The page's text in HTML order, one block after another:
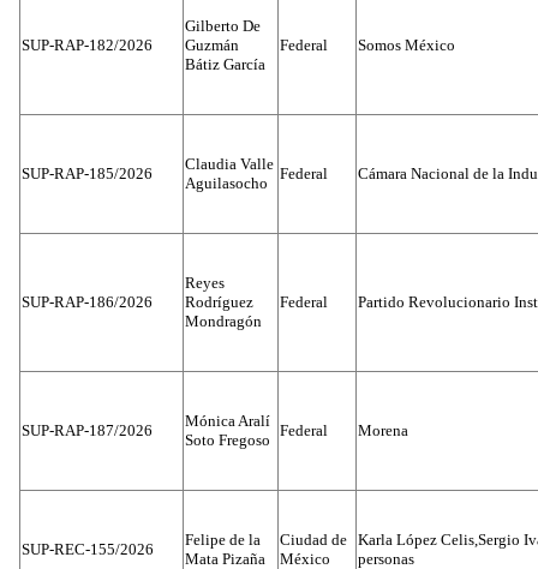
SUP-RAP-182/2026
Gilberto De
Guzmán
Bátiz García
Federal Somos México
SUP-RAP-185/2026
Claudia Valle
Aguilasocho
Federal Cámara Nacional de la
SUP-RAP-186/2026
Reyes
Rodríguez
Mondragón
Federal Partido Revolucionario
SUP-RAP-187/2026
Mónica Aralí
Soto Fregoso
Federal Morena
SUP-REC-155/2026
Felipe de la
Mata Pizaña
Ciudad de
México
Karla López Celis,Sergio
personas